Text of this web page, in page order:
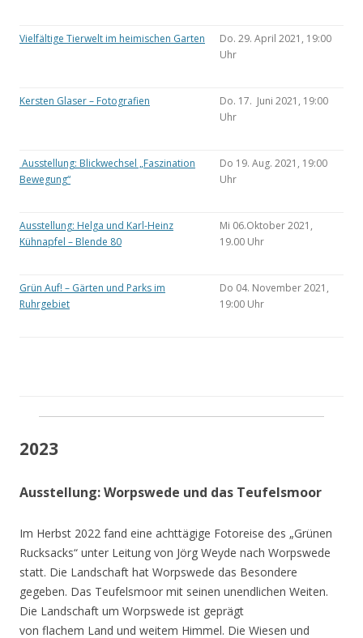
Vielfältige Tierwelt im heimischen Garten
Do. 29. April 2021, 19:00
Uhr
Kersten Glaser – Fotografien
Do. 17. Juni 2021, 19:00
Uhr
Ausstellung: Blickwechsel „Faszination
Bewegung“
Do 19. Aug. 2021, 19:00
Uhr
Ausstellung: Helga und Karl-Heinz
Kühnapfel – Blende 80
Mi 06.Oktober 2021,
19.00 Uhr
Grün Auf! – Gärten und Parks im
Ruhrgebiet
Do 04. November 2021,
19:00 Uhr
2023
Ausstellung: Worpswede und das Teufelsmoor
Im Herbst 2022 fand eine achttägige Fotoreise des „Grünen
Rucksacks“ unter Leitung von Jörg Weyde nach Worpswede
statt. Die Landschaft hat Worpswede das Besondere
gegeben. Das Teufelsmoor mit seinen unendlichen Weiten.
Die Landschaft um Worpswede ist geprägt
von flachem Land und weitem Himmel. Die Wiesen und